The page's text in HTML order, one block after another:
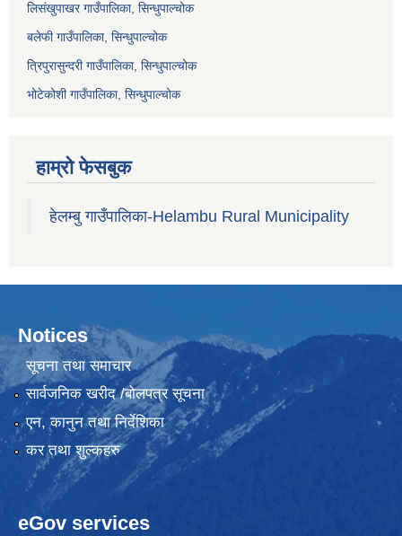
लिसंखुपाखर गाउँपालिका, सिन्धुपाल्चोक
बलेफी गाउँपालिका, सिन्धुपाल्चोक
त्रिपुरासुन्दरी गाउँपालिका, सिन्धुपाल्चोक
भोटेकोशी गाउँपालिका, सिन्धुपाल्चोक
हाम्रो फेसबुक
हेलम्बु गाउँपालिका-Helambu Rural Municipality
Notices
सूचना तथा समाचार
सार्वजनिक खरीद /बोलपत्र सूचना
एन, कानुन तथा निर्देशिका
कर तथा शुल्कहरु
eGov services